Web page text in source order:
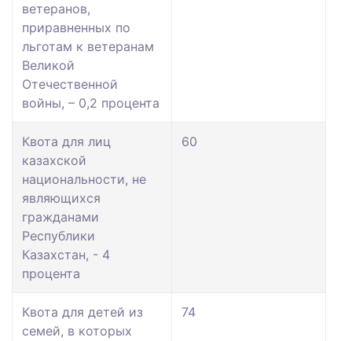
ветеранов,
приравненных по
льготам к ветеранам
Великой
Отечественной
войны, – 0,2 процента
Квота для лиц
казахской
национальности, не
являющихся
гражданами
Республики
Казахстан, - 4
процента
60
Квота для детей из
семей, в которых
74